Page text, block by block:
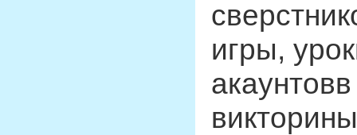
игры,